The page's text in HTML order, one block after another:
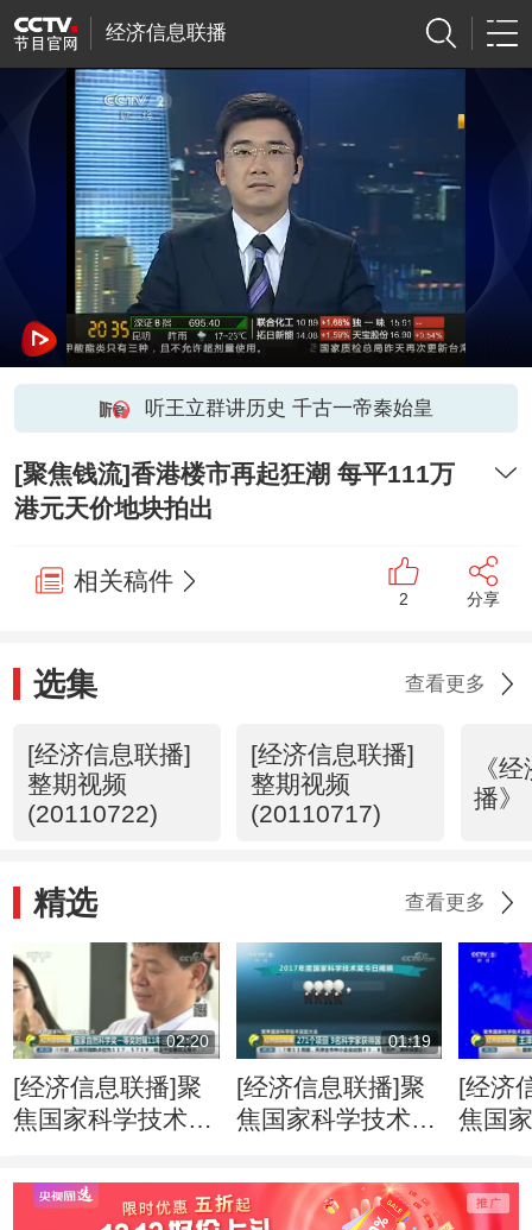
经济信息联播
听王立群讲历史 千古一帝秦始皇
[聚焦钱流]香港楼市再起狂潮 每平111万
港元天价地块拍出
相关稿件
2 分享
选集 查看更多
[经济信息联播]
整期视频
(20110722)
[经济信息联播]
整期视频
(20110717)
《
播》
精选 查看更多
02:20
[经济信息联播]聚
焦国家科学技术奖
科学奖一等奖时隔
11年迎来“双响”
01:19
[经济信息联播]聚
焦国家科学技术奖
9名科学家获得国
家科学技术奖
[经济
焦国
云德
家最